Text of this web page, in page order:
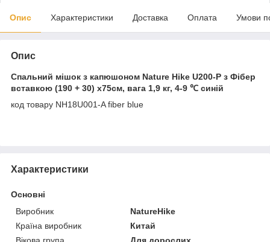
Опис Характеристики Доставка Оплата Умови
Опис
Спальний мішок з капюшоном Nature Hike U200-P з Фібер
вставкою (190 + 30) x75см, вага 1,9 кг, 4-9 ℃ синій
код товару NH18U001-A fiber blue
Характеристики
Основні
Виробник
NatureHike
Країна виробник
Китай
Вікова група
Для дорослих